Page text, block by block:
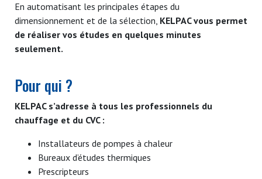
En automatisant les principales étapes du
dimensionnement et de la sélection, KELPAC vous permet
de réaliser vos études en quelques minutes
seulement.
Pour qui ?
KELPAC s’adresse à tous les professionnels du
chauffage et du CVC :
Installateurs de pompes à chaleur
Bureaux d’études thermiques
Prescripteurs